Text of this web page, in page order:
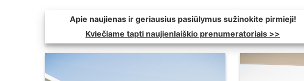
Apie naujienas ir geriausius pasiūlymus sužinokite pirmieji!
Kviečiame tapti naujienlaiškio prenumeratoriais >>